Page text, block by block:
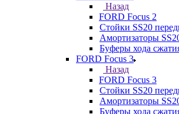
Назад
FORD Focus 2
Стойки SS20
Амортизаторы
Буферы хода
FORD Focus 3
Назад
FORD Focus 3
Стойки SS20
Амортизаторы
Буферы хода